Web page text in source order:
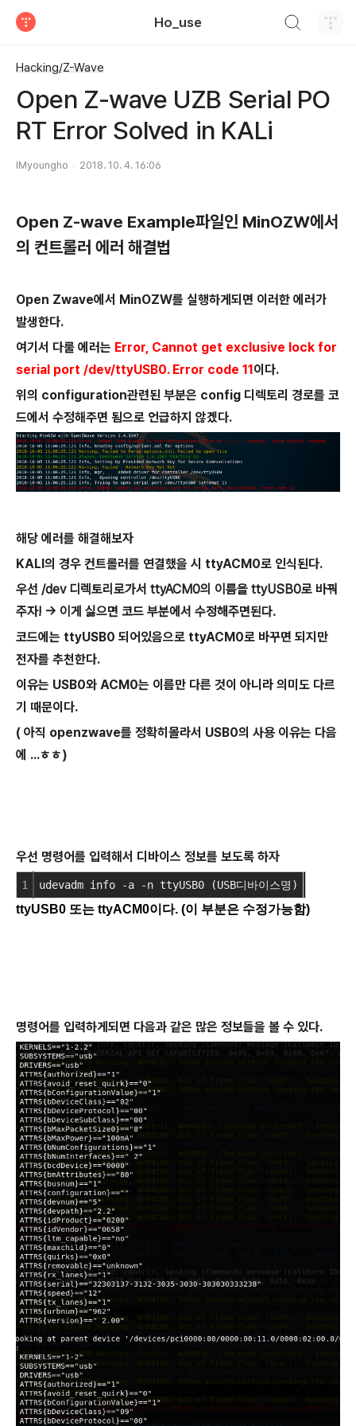
Ho_use
Hacking/Z-Wave
Open Z-wave UZB Serial PO
RT Error Solved in KALi
IMyoungho 2018. 10. 4. 16:06
Open Z-wave Example파일인 MinOZW에서
의 컨트롤러 에러 해결법
Open Zwave에서 MinOZW를 실행하게되면 이러한 에러가
발생한다.
여기서 다룰 에러는 Error, Cannot get exclusive lock for
serial port /dev/ttyUSB0. Error code 11이다.
위의 configuration관련된 부분은 config 디렉토리 경로를 코
드에서 수정해주면 됨으로 언급하지 않겠다.
해당 에러를 해결해보자
KALI의 경우 컨트롤러를 연결했을 시 ttyACM0로 인식된다.
우선 /dev 디렉토리로가서 ttyACM0의 이름을 ttyUSB0로 바꿔
주자! -> 이게 싫으면 코드 부분에서 수정해주면된다.
코드에는 ttyUSB0 되어있음으로 ttyACM0로 바꾸면 되지만
전자를 추천한다.
이유는 USB0와 ACM0는 이름만 다른 것이 아니라 의미도 다르
기 때문이다.
( 아직 openzwave를 정확히몰라서 USB0의 사용 이유는 다음
에 ...ㅎㅎ)
우선 명령어를 입력해서 디바이스 정보를 보도록 하자
1 udevadm info -a -n ttyUSB0 (USB디바이스명)
ttyUSB0 또는 ttyACM0이다. (이 부분은 수정가능함)
명령어를 입력하게되면 다음과 같은 많은 정보들을 볼 수 있다.